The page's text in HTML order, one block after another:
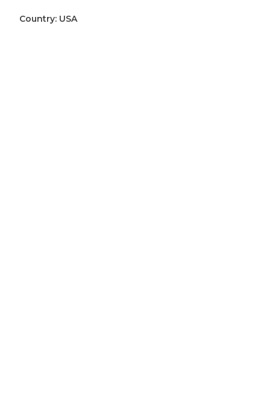
Command
Country: USA